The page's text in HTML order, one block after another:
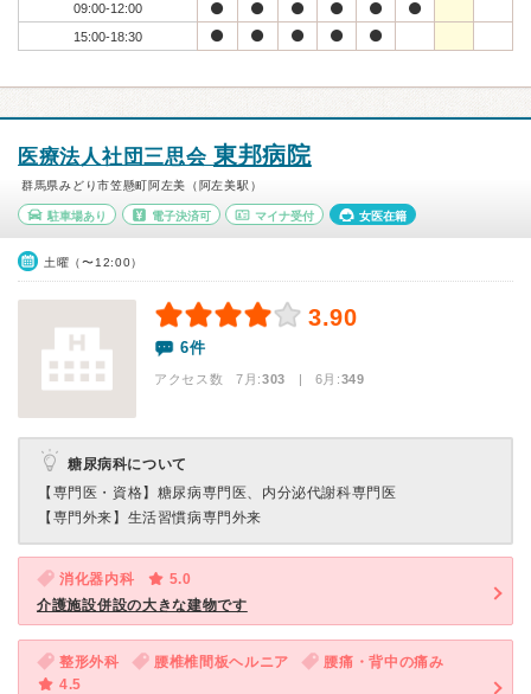
09:00-12:00
15:00-18:30
医療法人社団三思会 東邦病院
群馬県みどり市笠懸町阿左美（阿左美駅）
駐車場あり 電子決済可 マイナ受付 女医在籍
土曜（〜12:00）
3.90
6件
アクセス数 7月:303 | 6月:349
糖尿病科について
【専門医・資格】 糖尿病専門医、内分泌代謝科専門医
【専門外来】 生活習慣病専門外来
消化器内科
5.0
介護施設併設の大きな建物です
整形外科 腰椎椎間板ヘルニア
腰痛・背中の痛み
4.5